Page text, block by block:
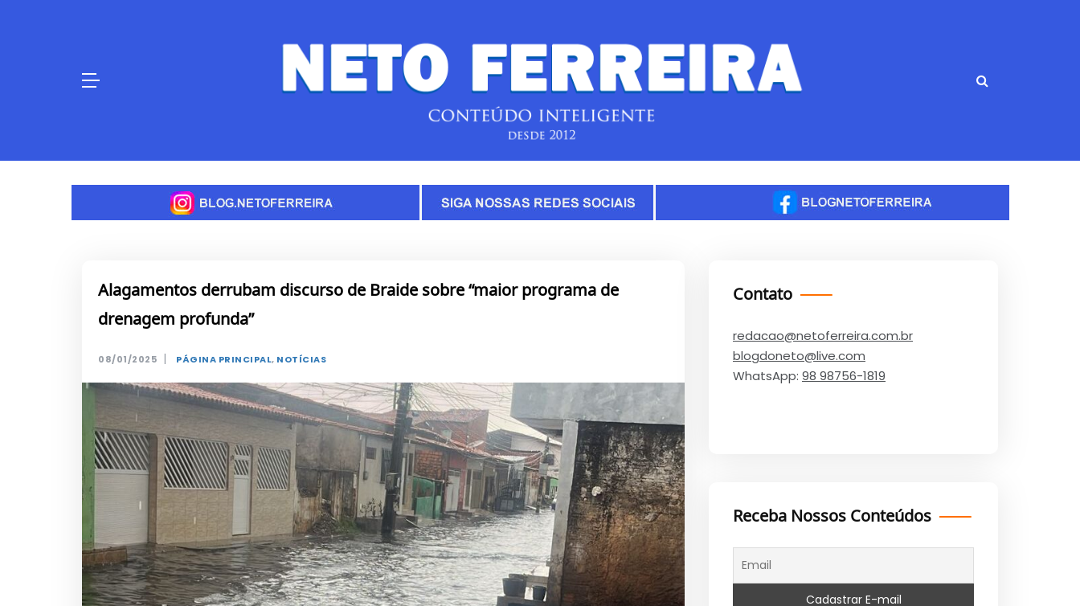
Alagamentos derrubam discurso de Braide sobre “maior programa de
drenagem profunda”
08/01/2025 | PÁGINA PRINCIPAL, NOTÍCIAS
Contato
redacao@netoferreira.com.br
blogdoneto@live.com
WhatsApp: 98 98756-1819
Receba Nossos Conteúdos